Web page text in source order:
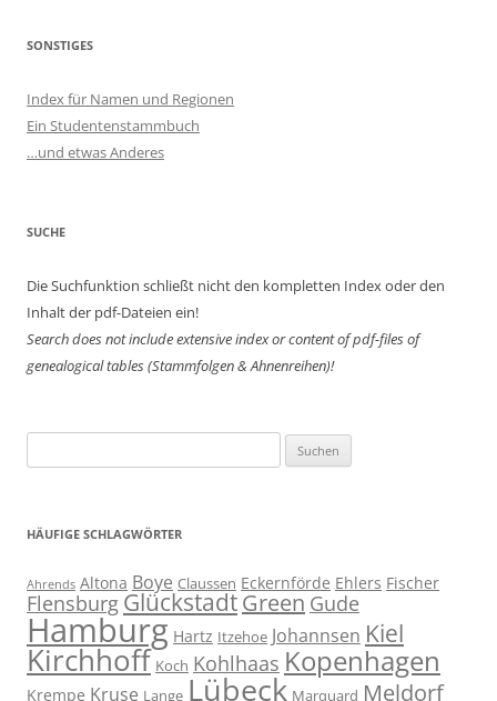
SONSTIGES
Index für Namen und Regionen
Ein Studentenstammbuch
…und etwas Anderes
SUCHE
Die Suchfunktion schließt nicht den kompletten Index oder den
Inhalt der pdf-Dateien ein!
Search does not include extensive index or content ofpdf-files of
genealogical tables (Stammfolgen & Ahnenreihen)!
nach:
HÄUFIGE SCHLAGWÖRTER
Ahrends Altona Boye Claussen Eckernförde Ehlers Fischer
Flensburg GlückstadtGreen Gude
Hamburg Hartz Itzehoe Johannsen Kiel
Kirchhoff Koch Kohlhaas Kopenhagen
Krempe Kruse Lange Lübeck Marquard Meldorf